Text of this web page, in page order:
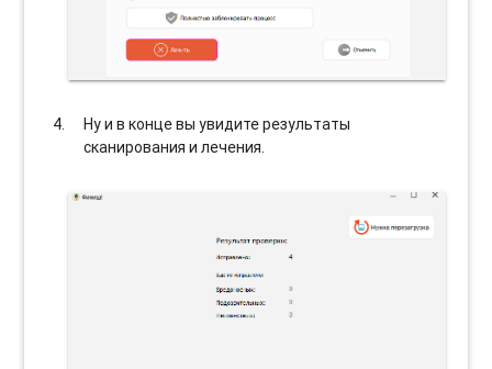
Ну и в конце вы увидите результаты
сканирования и лечения.